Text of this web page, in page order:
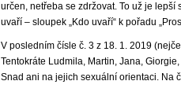
určen, netřeba se zdržovat. To už je lepší
uvaří – sloupek „Kdo uvaří“ k pořadu
V posledním čísle č. 3 z 18. 1. 2019
Tentokráte Ludmila, Martin, Jana,
Snad ani na jejich sexuální orientaci. Na